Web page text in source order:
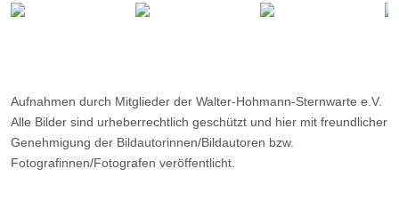
Ort: WHS Essen
Aufnahmen durch Mitglieder der Walter-Hohmann-Sternwarte e.V.
Alle Bilder sind urheberrechtlich geschützt und hier mit freundlicher
Genehmigung der Bildautorinnen/Bildautoren bzw.
Fotografinnen/Fotografen veröffentlicht.